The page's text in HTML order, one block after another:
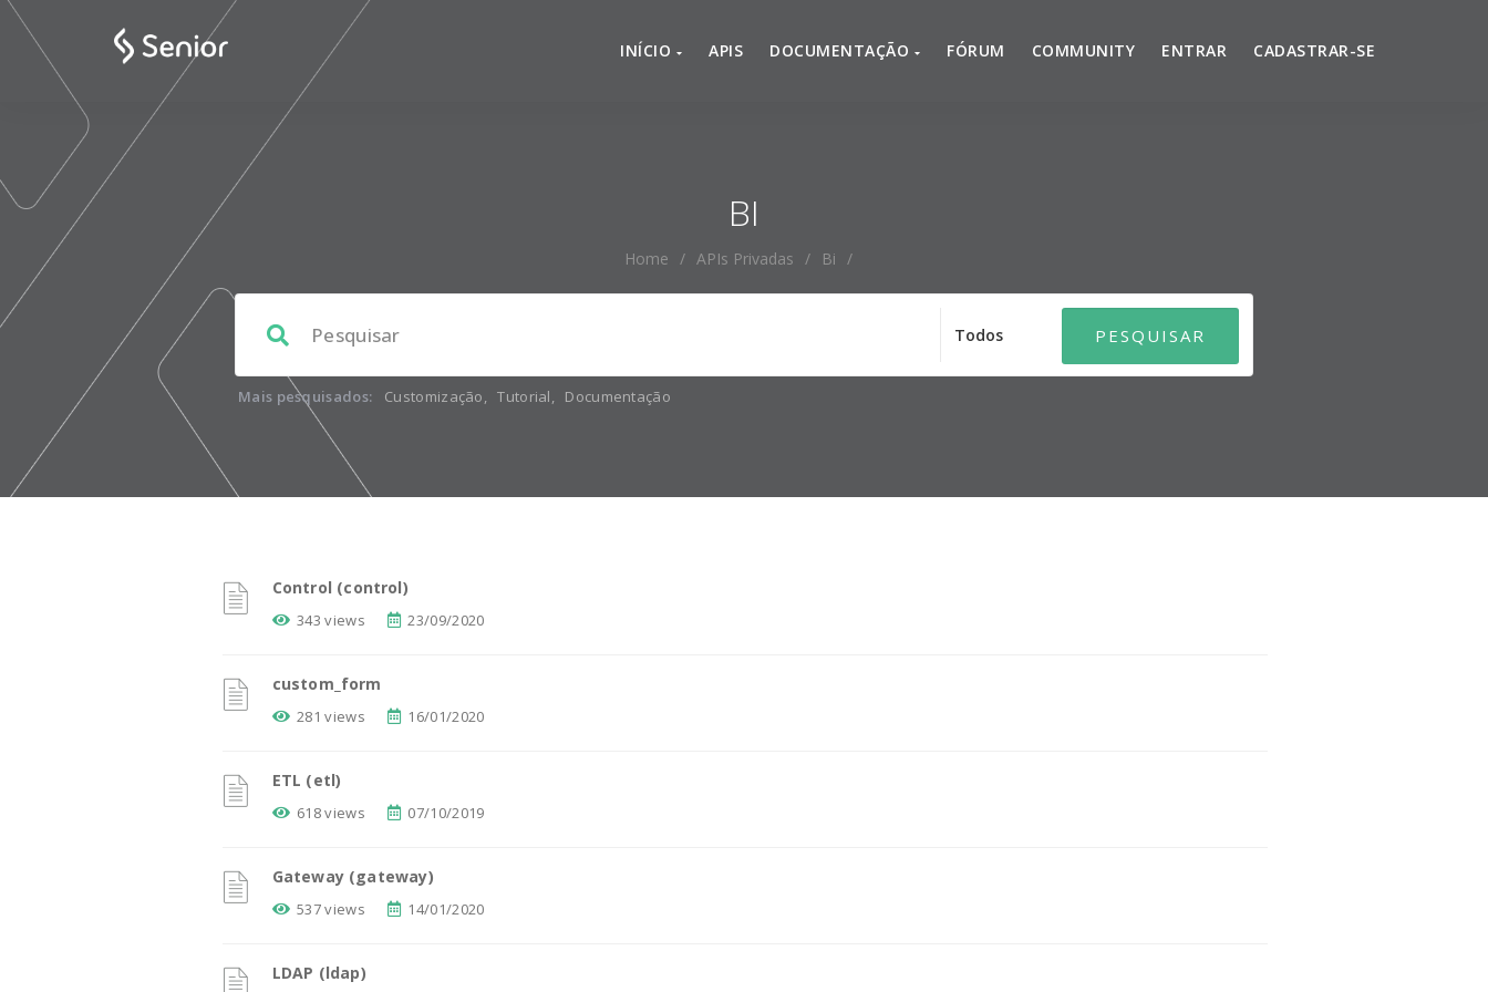
INÍCIO APIS DOCUMENTAÇÃO FÓRUM COMMUNITY ENTRAR CADASTRAR-SE
BI
Home / APIs Privadas / Bi /
Mais pesquisados: Customização, Tutorial, Documentação
Control (control)
343 views 23/09/2020
custom_form
281 views 16/01/2020
ETL (etl)
618 views 07/10/2019
Gateway (gateway)
537 views 14/01/2020
LDAP (ldap)